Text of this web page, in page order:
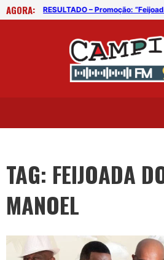
AGORA: RESULTADO – Promoção:
TAG: FEIJOADA
MANOEL